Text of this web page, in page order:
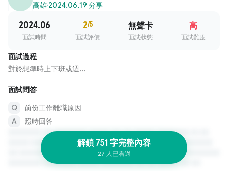
高雄·2024.06.19 分享
2024.06
面試時間
2/5
面試評價
無聲卡
面試狀態
高
面試難度
面試過程
對於想準時上下班或週...
面試問答
前份工作離職原因
照時回答
解鎖 751 字完整內容
27 人已看過